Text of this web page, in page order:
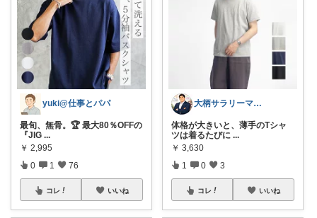
yuki@仕事とパパ
最旬、無骨。🏆 最大80％OFFの
『JIG ...
￥ 2,995
0 1 76
コレ いいね
大柄サラリーマンの装い部屋
体格が大きいと、薄手のTシャ
ツは着るたびに ...
￥ 3,630
1 0 3
コレ いいね